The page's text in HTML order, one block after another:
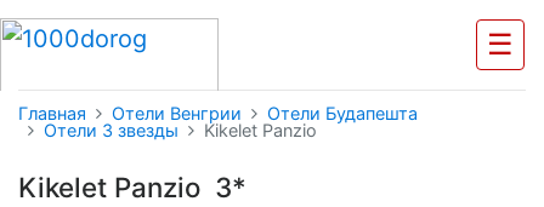
☰
Главная Отели Венгрии
Отели Будапешта
Отели 3 звезды
Kikelet Panzio
Kikelet Panzio 3*